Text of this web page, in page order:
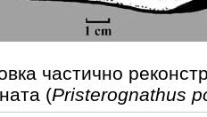
частично
(Pristerognathus